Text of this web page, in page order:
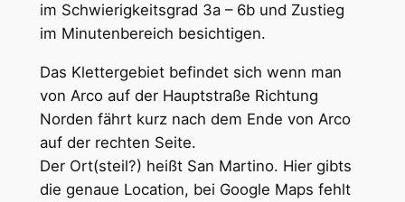
im Schwierigkeitsgrad 3a – 6b und Zustieg
im Minutenbereich besichtigen.
Das Klettergebiet befindet sich wenn man
von Arco auf der Hauptstraße Richtung
Norden fährt kurz nach dem Ende von Arco
auf der rechten Seite.
Der Ort(steil?) heißt San Martino. Hier gibts
die genaue Location, bei Google Maps fehlt